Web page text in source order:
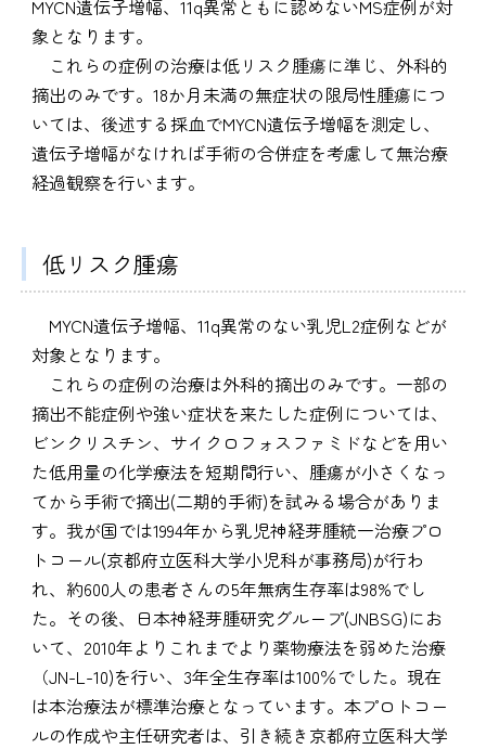
MYCN遺伝子増幅、11q異常ともに認めないMS症例が対
象となります。
これらの症例の治療は低リスク腫瘍に準じ、外科的
摘出のみです。18か月未満の無症状の限局性腫瘍につ
いては、後述する採血でMYCN遺伝子増幅を測定し、
遺伝子増幅がなければ手術の合併症を考慮して無治療
経過観察を行います。
低リスク腫瘍
MYCN遺伝子増幅、11q異常のない乳児L2症例などが
対象となります。
これらの症例の治療は外科的摘出のみです。一部の
摘出不能症例や強い症状を来たした症例については、
ビンクリスチン、サイクロフォスファミドなどを用い
た低用量の化学療法を短期間行い、腫瘍が小さくなっ
てから手術で摘出(二期的手術)を試みる場合がありま
す。我が国では1994年から乳児神経芽腫統一治療プロ
トコール(京都府立医科大学小児科が事務局)が行わ
れ、約600人の患者さんの5年無病生存率は98%でし
た。その後、日本神経芽腫研究グループ(JNBSG)にお
いて、2010年よりこれまでより薬物療法を弱めた治療
（JN-L-10)を行い、3年全生存率は100％でした。現在
は本治療法が標準治療となっています。本プロトコー
ルの作成や主任研究者は、引き続き京都府立医科大学